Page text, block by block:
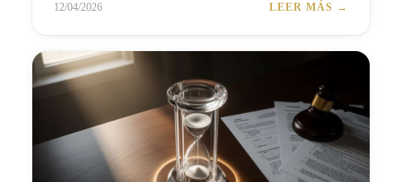
12/04/2026 LEER MÁS →